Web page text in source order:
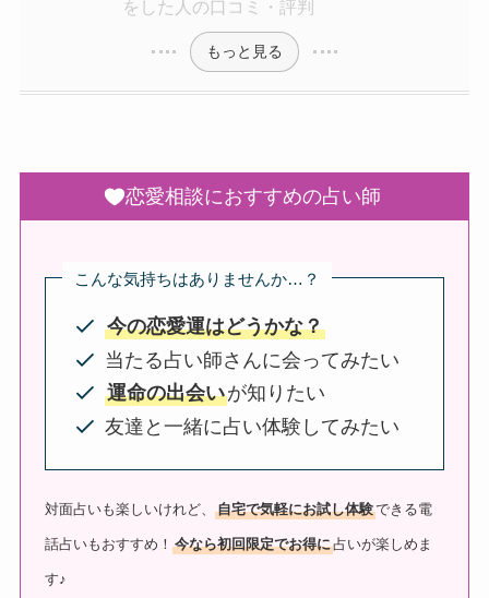
をした人の口コミ・評判
もっと見る
恋愛相談におすすめの占い師
こんな気持ちはありませんか…？
今の恋愛運はどうかな？
当たる占い師さんに会ってみたい
運命の出会いが知りたい
友達と一緒に占い体験してみたい
対面占いも楽しいけれど、自宅で気軽にお試し体験できる電
話占いもおすすめ！今なら初回限定でお得に占いが楽しめま
す♪